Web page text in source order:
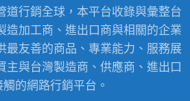
選
！
中
專
業
茶
葉
批
發
供
應
賽
茶
批
發
：
台
灣
道行銷全球，本平台收錄與彙整台
造加工商、進出口商與相關的企業
最友善的商品、專業能力、服務展
主與台灣製造商、供應商、進出口
的網路行銷平台。